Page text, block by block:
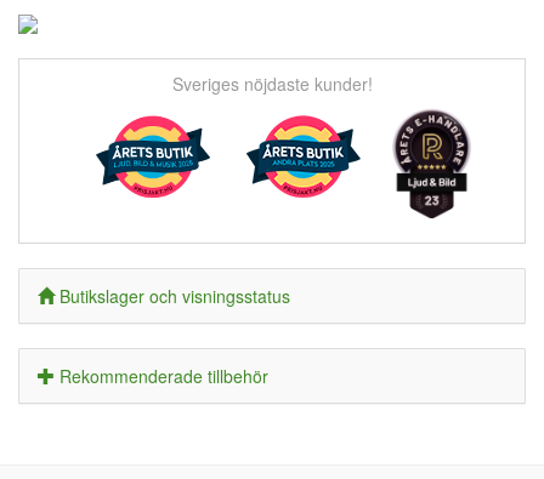
Sveriges nöjdaste kunder!
Butikslager och visningsstatus
Rekommenderade tillbehör